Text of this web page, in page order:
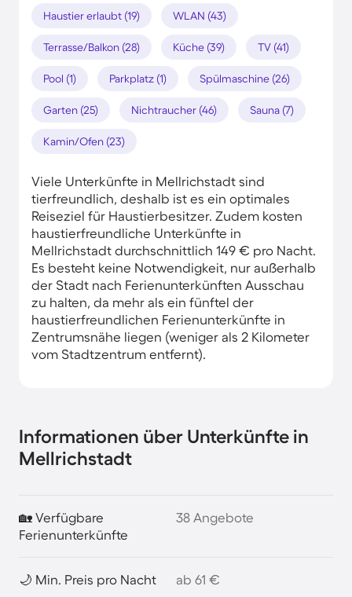
Haustier erlaubt (19) WLAN (43)
Terrasse/Balkon (28) Küche (39) TV (41)
Pool (1) Parkplatz (1) Spülmaschine (26)
Garten (25) Nichtraucher (46) Sauna (7)
Kamin/Ofen (23)
Viele Unterkünfte in Mellrichstadt sind
tierfreundlich, deshalb ist es ein optimales
Reiseziel für Haustierbesitzer. Zudem kosten
haustierfreundliche Unterkünfte in
Mellrichstadt durchschnittlich 149 € pro Nacht.
Es besteht keine Notwendigkeit, nur außerhalb
der Stadt nach Ferienunterkünften Ausschau
zu halten, da mehr als ein fünftel der
haustierfreundlichen Ferienunterkünfte in
Zentrumsnähe liegen (weniger als 2 Kilometer
vom Stadtzentrum entfernt).
Informationen über Unterkünfte in
Mellrichstadt
🏡 Verfügbare
Ferienunterkünfte
38 Angebote
🌙 Min. Preis pro Nacht ab 61 €